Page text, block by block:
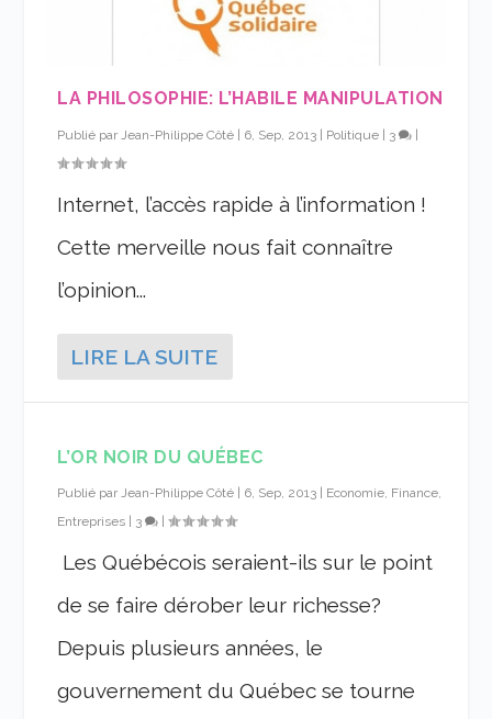
LA PHILOSOPHIE: L’HABILE MANIPULATION
Publié par Jean-Philippe Côté | 6, Sep, 2013 | Politique | 3 |
Internet, l’accès rapide à l’information !
Cette merveille nous fait connaître
l’opinion...
LIRE LA SUITE
L’OR NOIR DU QUÉBEC
Publié par Jean-Philippe Côté | 6, Sep, 2013 | Economie, Finance,
Entreprises | 3 |
Les Québécois seraient-ils sur le point
de se faire dérober leur richesse?
Depuis plusieurs années, le
gouvernement du Québec se tourne